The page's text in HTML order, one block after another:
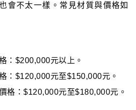
會不太一樣。常見材質與價格如
：$200,000元以上。
：$120,000元至$150,000元。
格：$120,000元至$180,000元。